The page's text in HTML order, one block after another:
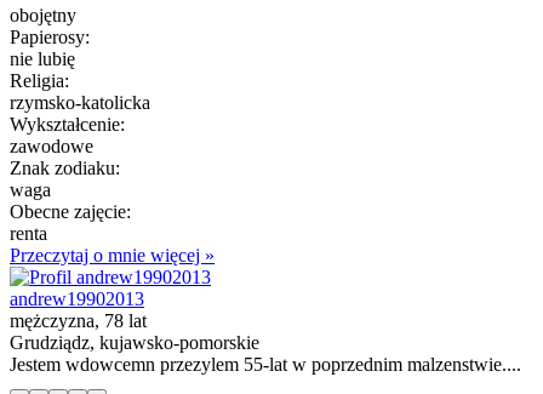
obojętny
Papierosy:
nie lubię
Religia:
rzymsko-katolicka
Wykształcenie:
zawodowe
Znak zodiaku:
waga
Obecne zajęcie:
renta
Przeczytaj o mnie więcej »
andrew19902013
mężczyzna, 78 lat
Grudziądz, kujawsko-pomorskie
Jestem wdowcemn przezylem 55-lat w poprzednim malzenstwie....